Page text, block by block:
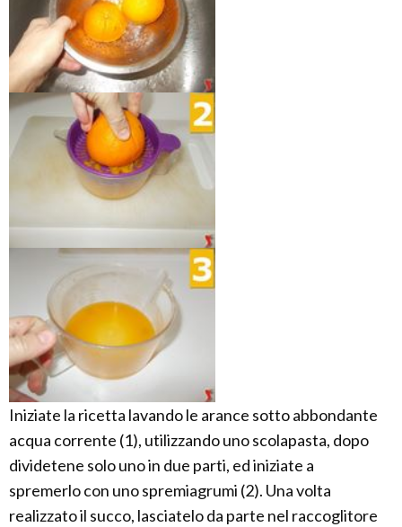
Iniziate la ricetta lavando le arance sotto abbondante
acqua corrente (1), utilizzando uno scolapasta, dopo
dividetene solo uno in due parti, ed iniziate a
spremerlo con uno spremiagrumi (2). Una volta
realizzato il succo, lasciatelo da parte nel raccoglitore